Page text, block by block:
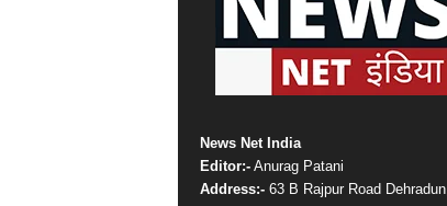
News Net India
Editor:-Anurag Patani
Address:-63 B Rajpur Road Dehradun,